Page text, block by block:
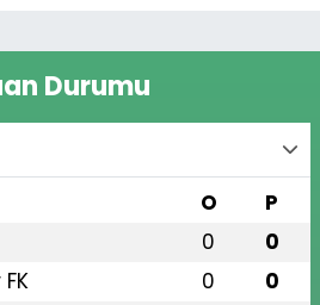
Durumu
O P
0 0
0 0